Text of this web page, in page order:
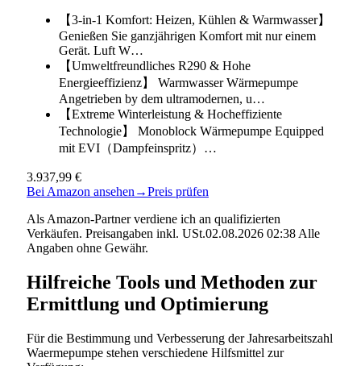
【3-in-1 Komfort: Heizen, Kühlen & Warmwasser】
Genießen Sie ganzjährigen Komfort mit nur einem
Gerät. Luft W…
【Umweltfreundliches R290 & Hohe
Energieeffizienz】 Warmwasser Wärmepumpe
Angetrieben by dem ultramodernen, u…
【Extreme Winterleistung & Hocheffiziente
Technologie】 Monoblock Wärmepumpe Equipped
mit EVI（Dampfeinspritz）…
3.937,99 €
Bei Amazon ansehen →Preis prüfen
Als Amazon-Partner verdiene ich an qualifizierten
Verkäufen. Preisangaben inkl. USt.02.08.2026 02:38 Alle
Angaben ohne Gewähr.
Hilfreiche Tools und Methoden zur
Ermittlung und Optimierung
Für die Bestimmung und Verbesserung der Jahresarbeitszahl
Waermepumpe stehen verschiedene Hilfsmittel zur